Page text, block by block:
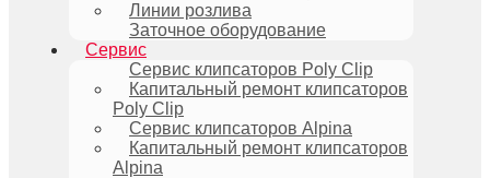
Линии розлива
Заточное оборудование
Сервис
Сервис клипсаторов Poly Clip
Капитальный ремонт клипсаторов
Poly Clip
Сервис клипсаторов Alpina
Капитальный ремонт клипсаторов
Alpina